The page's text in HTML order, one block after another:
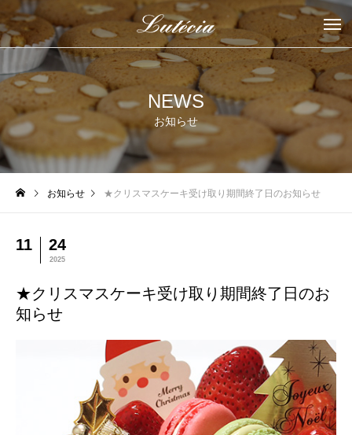
NEWS
お知らせ
お知らせ ★クリスマスケーキ受け取り期間終了日のお知らせ
11 24
2025
★クリスマスケーキ受け取り期間終了日のお
知らせ